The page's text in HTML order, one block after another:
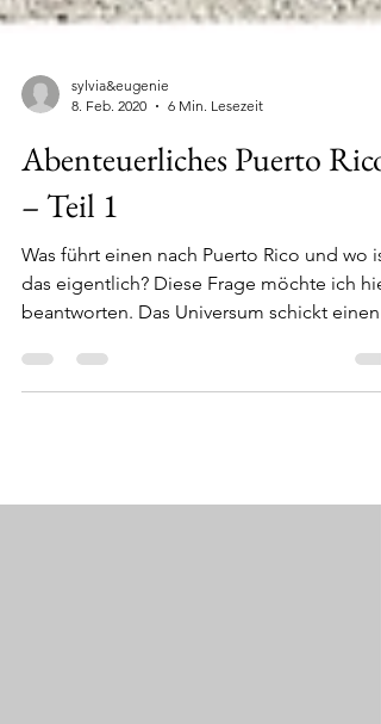
8. Feb. 2020
6 Min. Lesezeit
Abenteuerliches Puerto Rico
– Teil 1
Was führt einen nach Puerto Rico und wo ist
beantworten. Das Universum schickt einen
manchmal...